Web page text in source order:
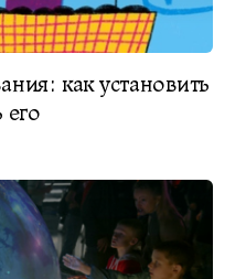
как установить
его